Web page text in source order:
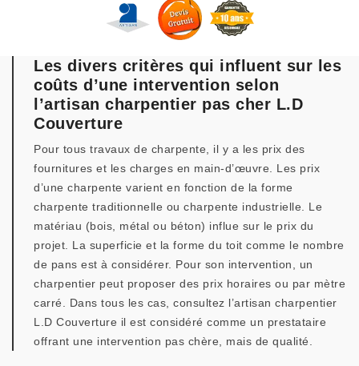
Les divers critères qui influent sur les
coûts d’une intervention selon
l’artisan charpentier pas cher L.D
Couverture
Pour tous travaux de charpente, il y a les prix des
fournitures et les charges en main-d’œuvre. Les prix
d’une charpente varient en fonction de la forme
charpente traditionnelle ou charpente industrielle. Le
matériau (bois, métal ou béton) influe sur le prix du
projet. La superficie et la forme du toit comme le nombre
de pans est à considérer. Pour son intervention, un
charpentier peut proposer des prix horaires ou par mètre
carré. Dans tous les cas, consultez l’artisan charpentier
L.D Couverture il est considéré comme un prestataire
offrant une intervention pas chère, mais de qualité.